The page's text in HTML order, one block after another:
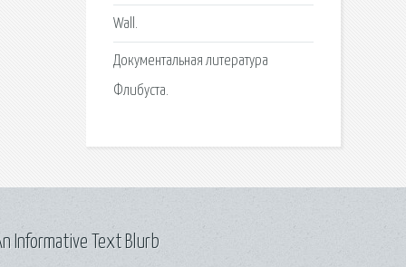
Wall.
Документальная литература
Флибуста.
Informative Text Blurb